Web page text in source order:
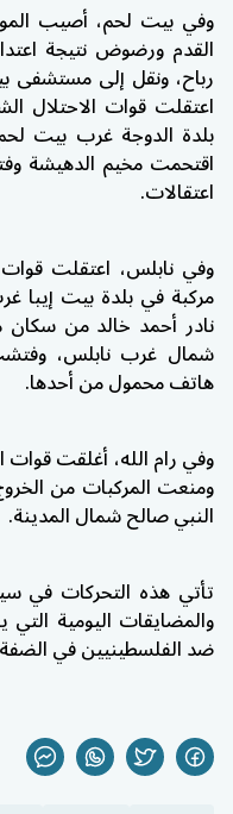
وفي بيت لحم، أصيب
القدم ورضوض نتيجة
رباح، ونقل إلى مستشفى
بلدة الدوجة غرب بيت
اقتحمت مخيم الدهيشة
اعتقالات.
وفي نابلس، اعتقلت
مركبة في بلدة بيت إيبا
نادر أحمد خالد من سكان
شمال غرب نابلس،
هاتف محمول من أحدها.
وفي رام الله، أغلقت قوات
ومنعت المركبات من
النبي صالح شمال المدينة.
تأتي هذه التحركات في
والمضايقات اليومية
ضد الفلسطينيين في الضفة